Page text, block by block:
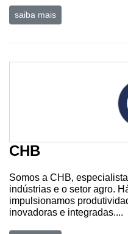
Troca
de
Automação
Robótica
Conectividade
saiba mais
CHB
Somos a CHB,
indústrias e o setor agro.
impulsionamos
inovadoras e integradas....